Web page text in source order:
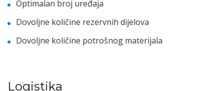
Optimalan broj uređaja
Dovoljne količine rezervnih dijelova
Dovoljne količine potrošnog materijala
Logistika